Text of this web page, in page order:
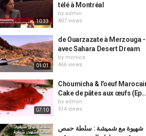
10:33
télé à Montréal
by admin
407 views
01:01
de Ouarzazate à Merzouga -
avec Sahara Desert Dream
by monica
466 views
07:10
Choumicha & l'oeuf
Cake de pâtes aux œufs (Ep...
by admin
514 views
شهيوة مع شميشة : سلطة حمص